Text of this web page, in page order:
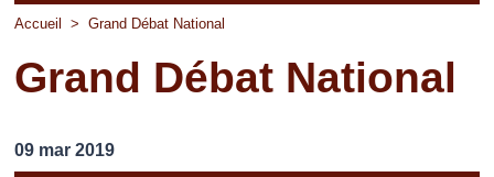
Accueil
La mairie
Vie pratique
Accueil > Grand Débat National
Grand Débat National
09 mar 2019